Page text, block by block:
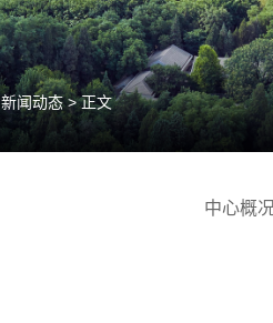
新闻动态> 正文
中心概